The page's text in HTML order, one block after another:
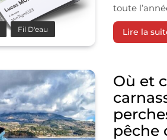
Fil D'eau
toute
Lire la
Où et
pêche